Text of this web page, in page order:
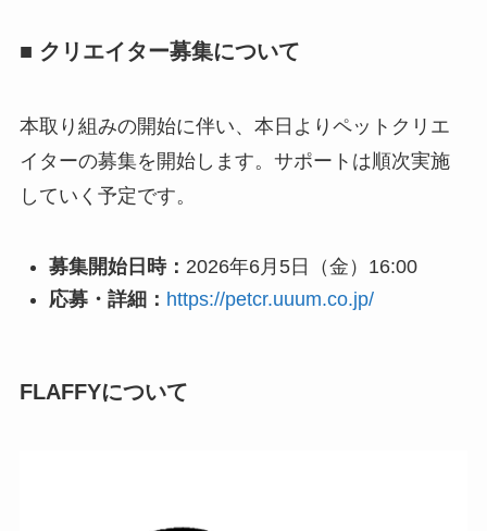
■ クリエイター募集について
本取り組みの開始に伴い、本日よりペットクリエ
イターの募集を開始します。サポートは順次実施
していく予定です。
募集開始日時： 2026年6月5日（金）16:00
応募・詳細： https://petcr.uuum.co.jp/
FLAFFYについて